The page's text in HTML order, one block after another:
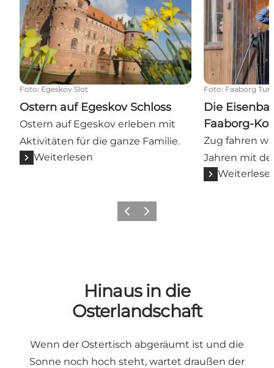
Foto: Egeskov Slot
Ostern auf Egeskov Schloss
Ostern auf Egeskov erleben mit
Aktivitäten für die ganze Familie.
Weiterlesen
Foto: Faaborg
Die
Faaborg-
Zug fahren
Jahren mit
Vorherige Folie
Nächste Folie
Hinaus in die
Osterlandschaft
Wenn der Ostertisch abgeräumt ist und die
Sonne noch hoch steht, wartet draußen der